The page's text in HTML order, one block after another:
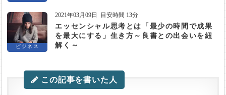
ビジネス
2021年03月09日 目安時間 13分
エッセンシャル思考とは「最少の時間で成果
を最大にする」生き方～良書との出会いを紐
解く～
この記事を書いた人